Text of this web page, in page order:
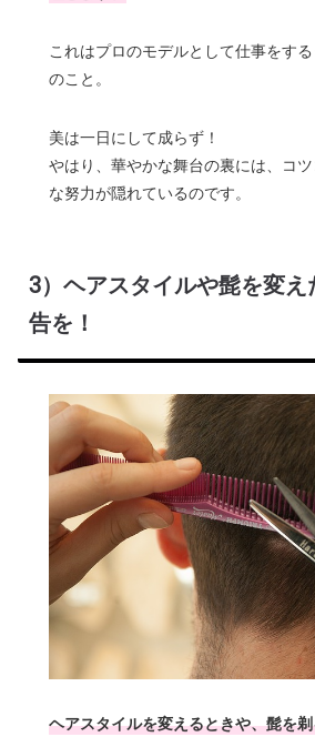
これはプロのモデルとして仕事をす
のこと。
美は一日にして成らず！
やはり、華やかな舞台の裏には、コ
な努力が隠れているのです。
3）ヘアスタイルや髭を変
告を！
ヘアスタイルを変えるときや、髭を